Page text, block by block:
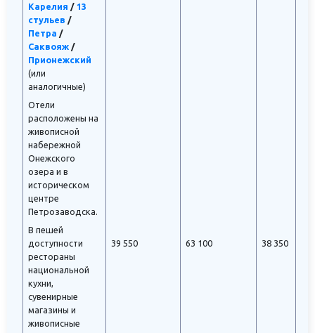
Карелия /13
стульев /
Петра /
Саквояж /
Прионежский
(или
аналогичные)
Отели
расположены на
живописной
набережной
Онежского
озера и в
историческом
центре
Петрозаводска.
В пешей
доступности
рестораны
национальной
кухни,
сувенирные
магазины и
живописные
39 550 63 100 38 350